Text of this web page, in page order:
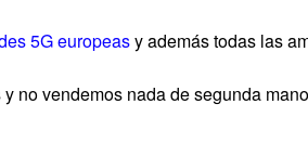
5G europeasy además todas las
no vendemos nada de segunda